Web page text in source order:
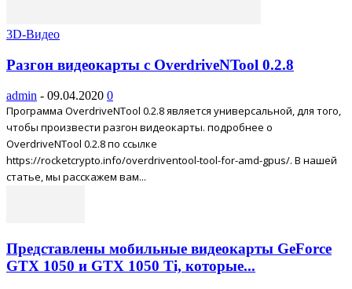
3D-Видео
Разгон видеокарты с OverdriveNTool 0.2.8
admin - 09.04.2020 0
Программа OverdriveNTool 0.2.8 является универсальной, для того,
чтобы произвести разгон видеокарты. подробнее о
OverdriveNTool 0.2.8 по ссылке
https://rocketcrypto.info/overdriventool-tool-for-amd-gpus/. В нашей
статье, мы расскажем вам...
Представлены мобильные видеокарты GeForce
GTX 1050 и GTX 1050 Ti, которые...